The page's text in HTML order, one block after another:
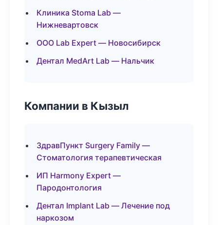
Клиника Stoma Lab —
Нижневартовск
ООО Lab Expert — Новосибирск
Дентал MedArt Lab — Нальчик
Компании в Кызыл
ЗдравПункт Surgery Family —
Стоматология терапевтическая
ИП Harmony Expert —
Пародонтология
Дентал Implant Lab — Лечение под
наркозом